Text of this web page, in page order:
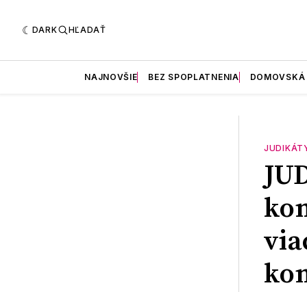
DARK HĽADAŤ
NAJNOVŠIE BEZ SPOPLATNENIA